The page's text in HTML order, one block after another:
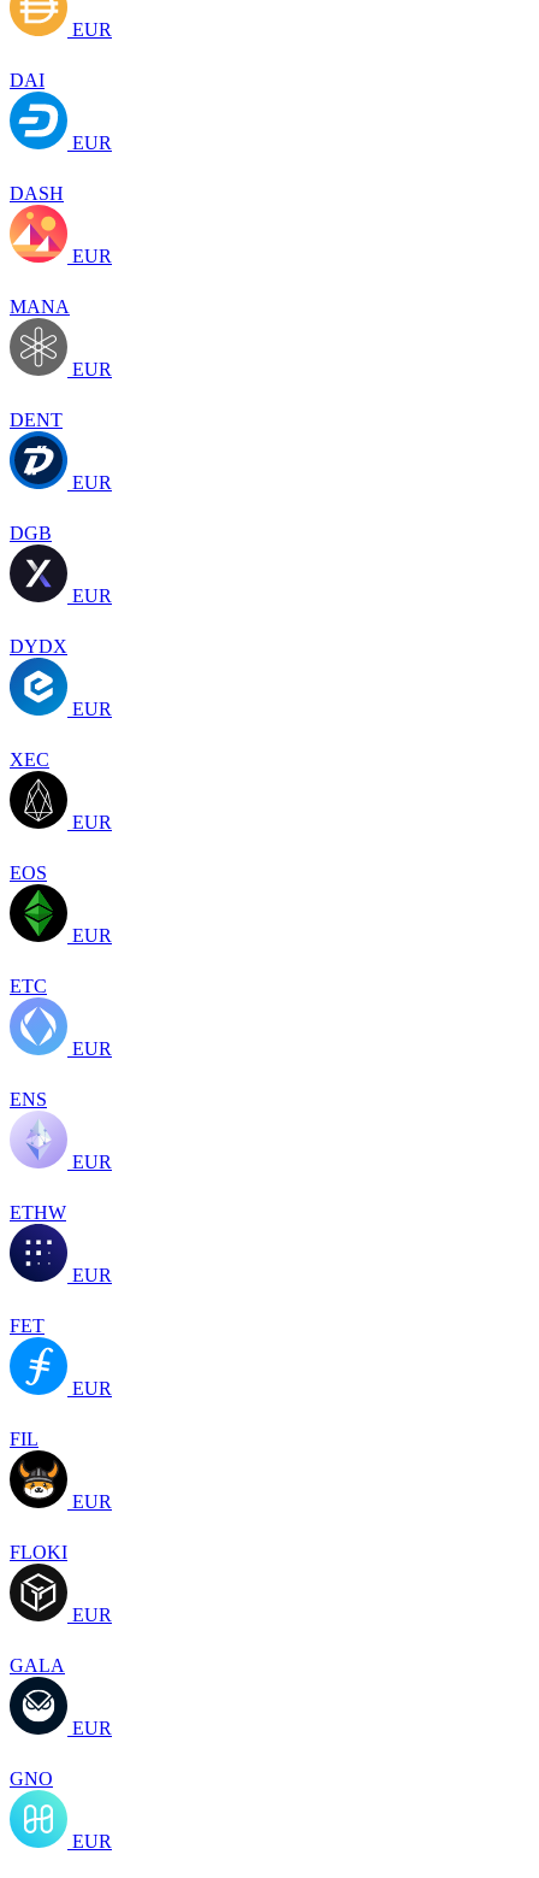
EUR
DAI
EUR
DASH
EUR
MANA
EUR
DENT
EUR
DGB
EUR
DYDX
EUR
XEC
EUR
EOS
EUR
ETC
EUR
ENS
EUR
ETHW
EUR
FET
EUR
FIL
EUR
FLOKI
EUR
GALA
EUR
GNO
EUR